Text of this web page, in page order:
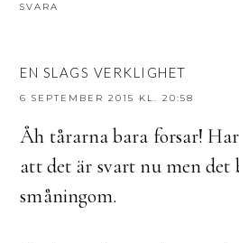
SVARA
EN SLAGS VERKLIGHET
6 SEPTEMBER 2015 KL. 20:58
Åh tårarna bara forsar!
att det är svart nu men det
småningom.